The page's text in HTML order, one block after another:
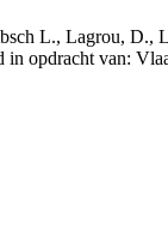
L., Lagrou, D.,
opdracht van: